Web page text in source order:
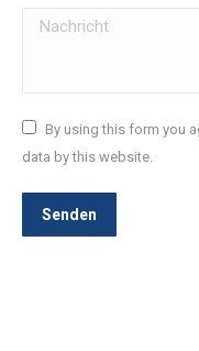
Nachricht
By using this form you
data by this website.
Senden